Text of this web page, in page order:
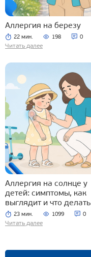
Аллергия на березу
22 мин. 198 0
Читать далее
Аллергия на солнце у
детей: симптомы, как
выглядит и что делать
23 мин. 1099 0
Читать далее